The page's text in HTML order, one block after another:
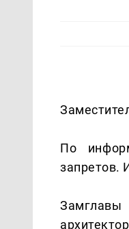
По
запретов.
Замглавы